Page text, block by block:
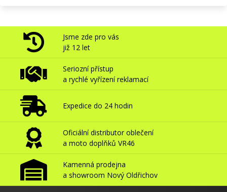
Jsme zde pro vás
již 12 let
Seriozní přístup
a rychlé vyřízení reklamací
Expedice do 24 hodin
Oficiální distributor oblečení
a moto doplňků VR46
Kamenná prodejna
a showroom Nový Oldřichov